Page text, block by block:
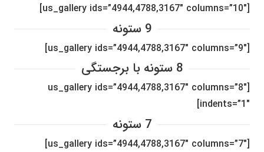
[us_gallery ids=”4944,4788,3167″ columns=”10″]
9 ستونه
[us_gallery ids=”4944,4788,3167″ columns=”9″]
8 ستونه با برجستگی
[us_gallery ids=”4944,4788,3167″ columns=”8″
indents=”1″]
7 ستونه
[us_gallery ids=”4944,4788,3167″ columns=”7″]